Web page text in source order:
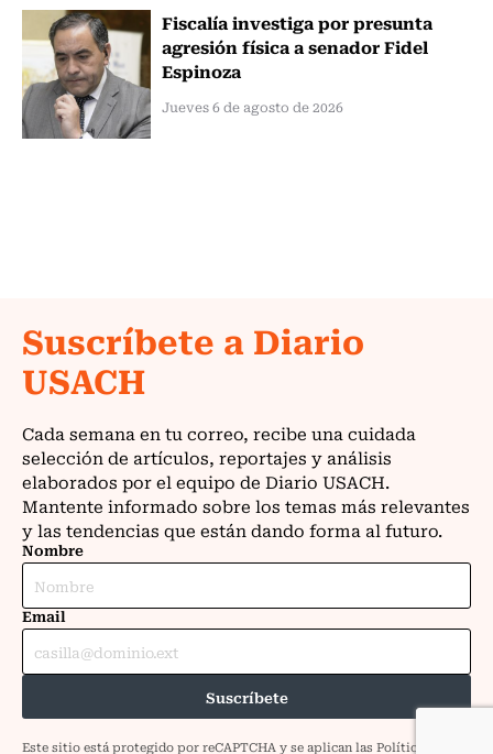
Fiscalía investiga por presunta
agresión física a senador Fidel
Espinoza
Jueves 6 de agosto de 2026